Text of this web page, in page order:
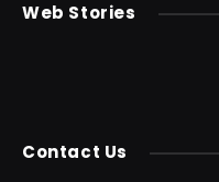
Web Stories
केदारनाथ से पहले होती है
Contact Us